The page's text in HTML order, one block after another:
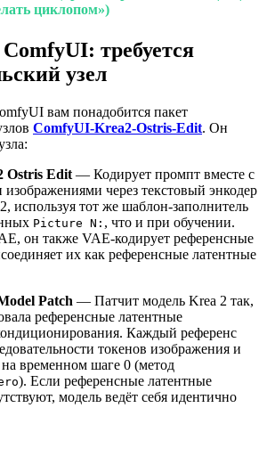
циклопом»)
требуется
узел
вам понадобится пакет
ComfyUI-Krea2-Ostris-Edit. Он
Ostris Edit — Кодирует промпт вместе с
через текстовый энкодер
используя тот же шаблон-заполнитель
Picture N: , что и при обучении.
он также VAE-кодирует референсные
их как референсные латентные
Patch — Патчит модель Krea 2 так,
референсные латентные
Каждый референс
токенов изображения и
временном шаге 0 (метод
). Если референсные латентные
модель ведёт себя идентично